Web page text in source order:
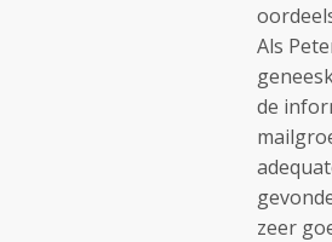
Als
de
zeer